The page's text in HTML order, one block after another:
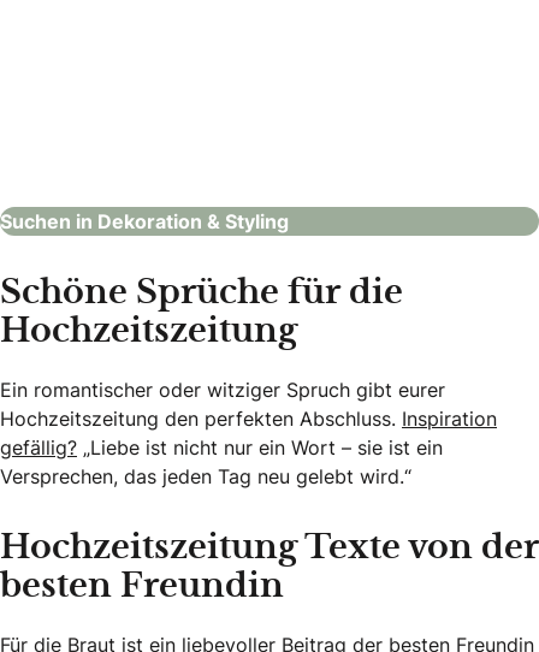
Suchen in Dekoration & Styling
Schöne Sprüche für die
Hochzeitszeitung
Ein romantischer oder witziger Spruch gibt eurer
Hochzeitszeitung den perfekten Abschluss. Inspiration
gefällig? „Liebe ist nicht nur ein Wort – sie ist ein
Versprechen, das jeden Tag neu gelebt wird.“
Hochzeitszeitung Texte von der
besten Freundin
Für die Braut ist ein liebevoller Beitrag der besten Freundin